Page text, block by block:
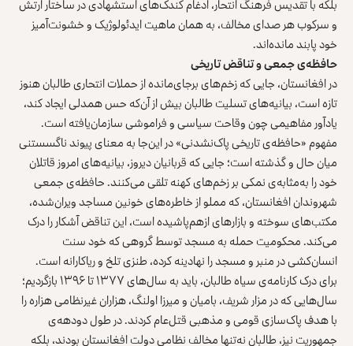
و سرکوب هر صدای مخالف، به همان ماهیت ایدئولوژیک و خشونت‌آمیز
خود پابند مانده‌اند.
حافظه‌ی جمعی و تناقض تاریخی
در افغانستان، جایی که زخم‌های برجای‌مانده از حملات انتحاری طالبان هنوز
تازه است، بیانیه‌های تسلیت طالبان بیش از آن‌که حس همدلی ایجاد کند،
یادآور مفاهیمی چون وقاحت سیاسی و فراموشی سازمان‌یافته است.
مفهوم «حافظه‌ی تاریخی پاک‌نشدنی» در این‌جا به معنای پیوند ناگسستنی
میان حال و گذشته است؛ جایی که قربانیان دیروز، بیانیه‌های امروز قاتلان
خود را به‌مثابه‌ی نمکی بر زخم‌های کهنه تلقی می‌کنند. حافظه‌ی جمعی
شهروندان افغانستان، که مملو از خاطره‌های خونین مساجد ویران‌شده،
مکتب‌های سوخته و بازارهای ازهم‌پاشیده است، این تناقض آشکار را درک
می‌کند. محکومیت حمله به مسجد توسط گروهی که خود سنت
انسان‌کشی در منبر و مسجد را نهادینه کرده، طنزی تلخ و ریاکارانه است.
برای درک کارنامه‌ی سیاه طالبان، باید به سال‌های ۱۳۷۷ تا ۱۳۹۶ بازگردیم؛
سال‌هایی که در مزار شریف، بامیان و میرزا اولنگ، هزاران غیرنظامی هزاره را
با هدف پاک‌سازی قومی و مذهبی قتل‌عام کردند. در طول دودهه‌ی
جمهوریت نیز، طالبان نه‌تنها مخالف نظامی دولت افغانستان بودند، بلکه